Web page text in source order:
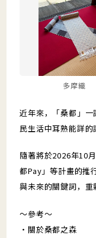
多摩織
近年來，「桑都」
民生活中耳熟能詳的
隨著將於2026年10
都Pay」等計畫的推
與未來的關鍵詞，重
～參考～
・關於桑都之森